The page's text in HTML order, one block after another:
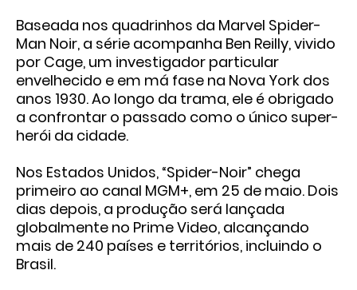
Baseada nos quadrinhos da Marvel Spider-
Man Noir, a série acompanha Ben Reilly, vivido
por Cage, um investigador particular
envelhecido e em má fase na Nova York dos
anos 1930. Ao longo da trama, ele é obrigado
a confrontar o passado como o único super-
herói da cidade.
Nos Estados Unidos, “Spider-Noir” chega
primeiro ao canal MGM+, em 25 de maio. Dois
dias depois, a produção será lançada
globalmente no Prime Video, alcançando
mais de 240 países e territórios, incluindo o
Brasil.